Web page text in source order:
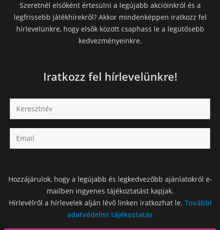
Szeretnél elsőként értesülni a legújabb akcióinkról és a
legfrissebb játékhírekről? Akkor mindenképpen iratkozz fel
hírlevelünkre, hogy elsők között csaphass le a legütősebb
kedvezményeinkre.
Iratkozz fel hírlevelünkre!
Hozzájárulok, hogy a legújabb és legkedvezőbb ajánlatokról e-
mailben ingyenes tájékoztatást kapjak.
Hírlevélről a hírlevelek alján lévő linken iratkozhat le. További
adatvédelmi tájékoztatás